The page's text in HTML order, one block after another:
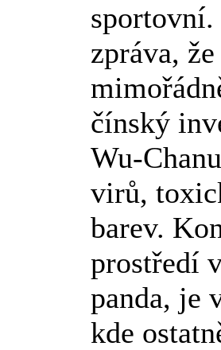
sportovní.
zpráva,
čínský
Wu-
virů,
barev.
prostředí
panda, je
kde